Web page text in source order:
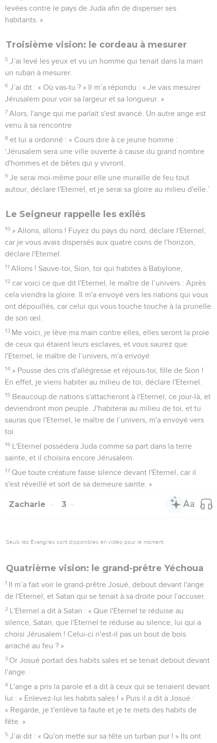
levées contre le pays de Juda afin de disperser ses
habitants. »
Troisième vision: le cordeau à mesurer
5 J’ai levé les yeux et vu un homme qui tenait dans la main
un ruban à mesurer.
6 J’ai dit : « Où vas-tu ? » Il m’a répondu : « Je vais mesurer
Jérusalem pour voir sa largeur et sa longueur. »
7 Alors, l'ange qui me parlait s'est avancé. Un autre ange est
venu à sa rencontre
8 et lui a ordonné : « Cours dire à ce jeune homme :
‘Jérusalem sera une ville ouverte à cause du grand nombre
d'hommes et de bêtes qui y vivront.
9 Je serai moi-même pour elle une muraille de feu tout
autour, déclare l'Eternel, et je serai sa gloire au milieu d'elle.’
Le Seigneur rappelle les exilés
10 » Allons, allons ! Fuyez du pays du nord, déclare l'Eternel,
car je vous avais dispersés aux quatre coins de l'horizon,
déclare l'Eternel.
11 Allons ! Sauve-toi, Sion, toi qui habites à Babylone,
12 car voici ce que dit l'Eternel, le maître de l’univers : Après
cela viendra la gloire. Il m'a envoyé vers les nations qui vous
ont dépouillés, car celui qui vous touche touche à la prunelle
de son œil.
13 Me voici, je lève ma main contre elles, elles seront la proie
de ceux qui étaient leurs esclaves, et vous saurez que
l'Eternel, le maître de l’univers, m'a envoyé.
14 » Pousse des cris d'allégresse et réjouis-toi, fille de Sion !
En effet, je viens habiter au milieu de toi, déclare l'Eternel.
15 Beaucoup de nations s'attacheront à l'Eternel, ce jour-là, et
deviendront mon peuple. J'habiterai au milieu de toi, et tu
sauras que l'Eternel, le maître de l’univers, m'a envoyé vers
toi.
16 L'Eternel possédera Juda comme sa part dans la terre
sainte, et il choisira encore Jérusalem.
17 Que toute créature fasse silence devant l'Eternel, car il
s'est réveillé et sort de sa demeure sainte. »
Zacharie 3
Seuls les Évangiles sont disponibles en vidéo pour le moment.
Quatrième vision: le grand-prêtre Yéchoua
1 Il m’a fait voir le grand-prêtre Josué, debout devant l'ange
de l'Eternel, et Satan qui se tenait à sa droite pour l'accuser.
2 L'Eternel a dit à Satan : « Que l'Eternel te réduise au
silence, Satan, que l'Eternel te réduise au silence, lui qui a
choisi Jérusalem ! Celui-ci n'est-il pas un bout de bois
arraché au feu ? »
3 Or Josué portait des habits sales et se tenait debout devant
l'ange.
4 L'ange a pris la parole et a dit à ceux qui se tenaient devant
lui : « Enlevez-lui les habits sales ! » Puis il a dit à Josué :
« Regarde, je t'enlève ta faute et je te mets des habits de
fête. »
5 J’ai dit : « Qu'on mette sur sa tête un turban pur ! » Ils ont